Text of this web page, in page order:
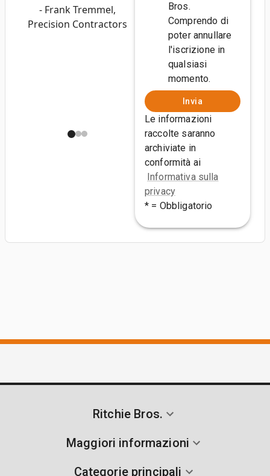
Bros.
Comprendo di
poter annullare
l'iscrizione in
qualsiasi
momento.
Invia
Le informazioni
raccolte saranno
archiviate in
conformità ai
Informativa sulla
privacy
* = Obbligatorio
- Frank Tremmel,
Precision Contractors
Ritchie Bros.
Maggiori informazioni
Categorie principali